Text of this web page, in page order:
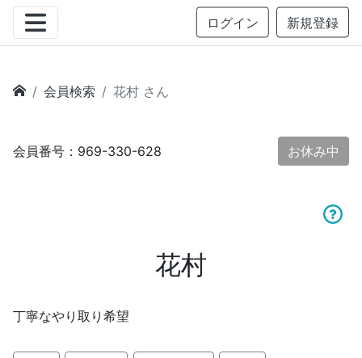
ログイン 新規登録
会員検索 花村 さん
会員番号：969-330-628 お休み中
花村
丁寧なやり取り希望